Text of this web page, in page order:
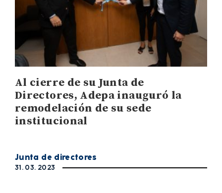
Al cierre de su Junta de
Directores, Adepa inauguró la
remodelación de su sede
institucional
Junta de directores
31. 03. 2023